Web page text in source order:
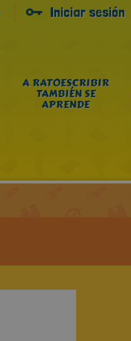
Iniciar sesión
A RATOESCRIBIR
TAMBIÉN SE
APRENDE